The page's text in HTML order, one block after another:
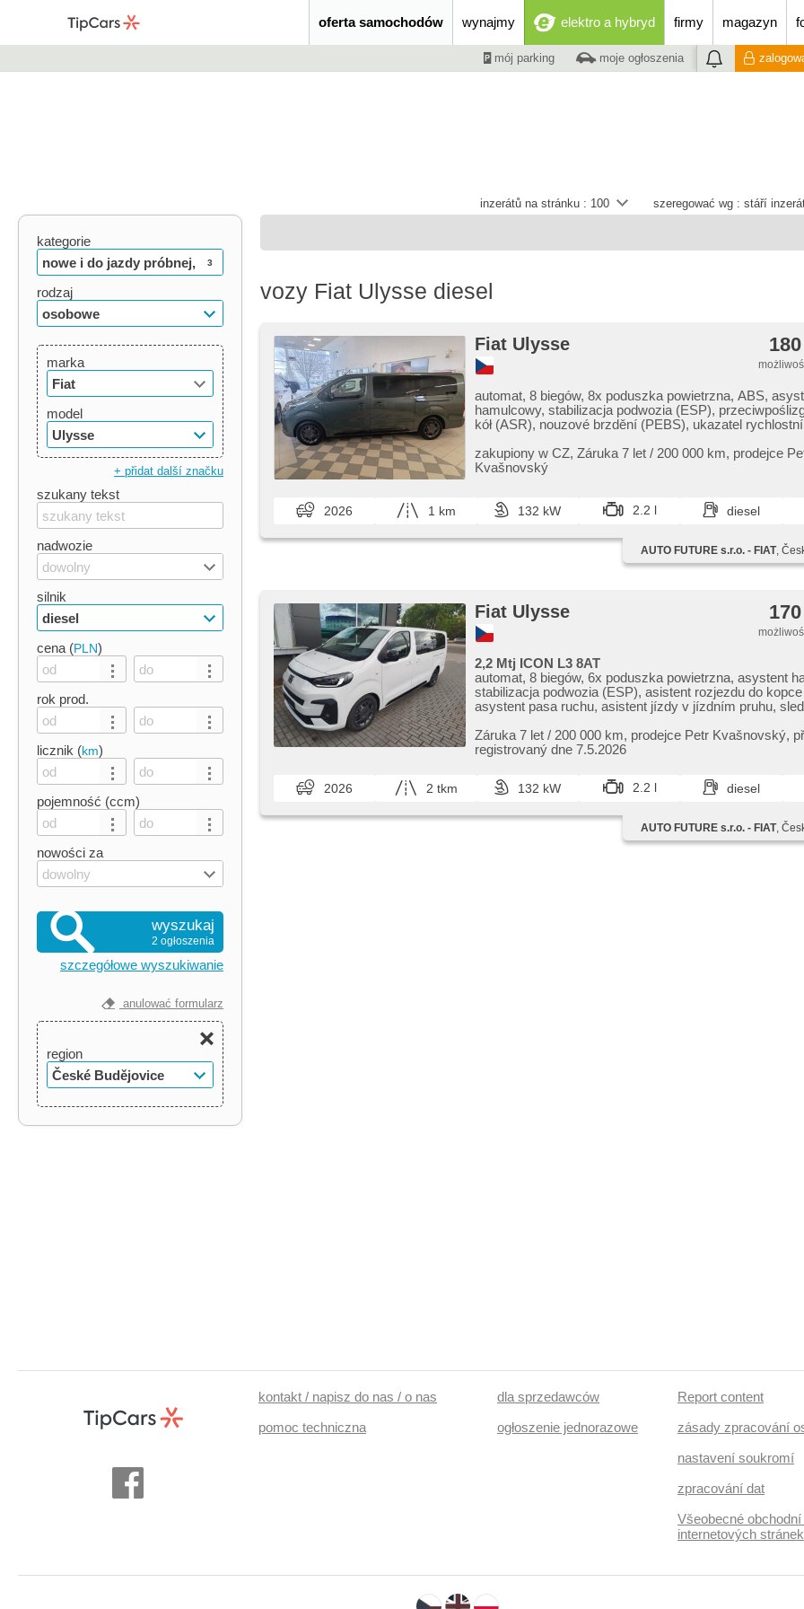
oferta samochodów wynajmy elektro a hybryd firmy magazyn
mój parking moje ogłoszenia
szeregować wg : stáří
inzerátů na stránku : 100
kategorie
nowe i do jazdy próbnej,
używane, oldtimery
3
rodzaj
osobowe
marka
Fiat
model
Ulysse
+ přidat další značku
szukany tekst
nadwozie
dowolny
silnik
diesel
cena (PLN)
rok prod.
licznik (km)
pojemność (ccm)
nowości za
dowolny
wyszukaj
2 ogłoszenia
szczegółowe wyszukiwanie
anulować formularz
region
České Budějovice
vozy Fiat Ulysse diesel
Fiat Ulysse
automat, 8 biegów, 8x poduszka powietrzna, ABS,
hamulcowy, stabilizacja podwozia (ESP),
kół (ASR), nouzové brzdění (PEBS), ukazatel
sledování únavy řidiče, 2 strefowa klimatyzacja,
jazdy dziennej, spełnia EURO VI, komputer pokładowy,
hands free, Android Auto, Apple CarPlay, bluetooth, el.
podgrzewane fotele, aktywne siedzenie dla kierowcy,
halogeny, start-stop systém, USB, digitální příjem rádia
termometr zewnętrzny, wycieraczka tylna, zatmavená
zakupiony w CZ,​ Záruka 7 let / 200 000 km,​ prodejce
Kvašnovský
2026 1 km 132 kW 2.2 l diesel
AUTO FUTURE s.r.o. - FIAT,
Fiat Ulysse
2,2 Mtj ICON L3 8AT
automat, 8 biegów, 6x poduszka powietrzna, asystent
stabilizacja podwozia (ESP), asistent rozjezdu do
asystent pasa ruchu, asistent jízdy v jízdním pruhu,
klimatronic, tempomat, światła do jazdy dziennej,
přepínání dálkových světel, spełnia EURO VI, komputer
czujnik deszczu, regulowana kierownica, kierownica
hands free, Android Auto, Apple CarPlay, bluetooth, el.
zdalne, isofix, podgrzewane fotele, aktywne siedzenie
reflektory LED, halogeny, start-stop systém, digitální
(DAB), kanapa tylna dzielona, vyjímatelná zadní
Záruka 7 let / 200 000 km,​ prodejce Petr Kvašnovský,​
registrovaný dne 7.5.2026
2026 2 tkm 132 kW 2.2 l diesel
AUTO FUTURE s.r.o. - FIAT,
kontakt / napisz do nas / o nas
pomoc techniczna
dla sprzedawców
ogłoszenie jednorazowe
Report content
zásady zpracování
nastavení soukromí
zpracování dat
Všeobecné
internetových